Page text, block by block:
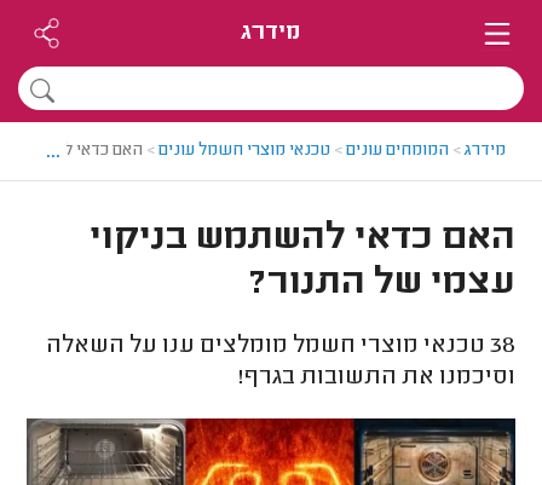
מידרג
מידרג> המומחים עונים> טכנאי מוצרי חשמל עונים> האם כדאי להשתמש
...
האם כדאי להשתמש בניקוי
עצמי של התנור?
38 טכנאי מוצרי חשמל מומלצים ענו על השאלה
וסיכמנו את התשובות בגרף!